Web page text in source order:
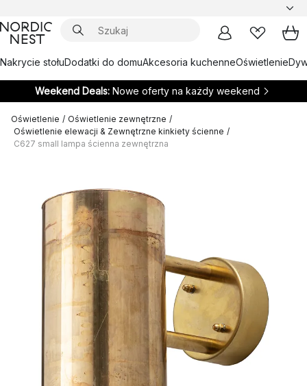
Nakrycie stołuDodatki do domuAkcesoria kuchenneOświetlenie
Weekend Deals: Nowe oferty na każdy weekend
Oświetlenie / Oświetlenie zewnętrzne /
Oświetlenie elewacji & Zewnętrzne kinkiety ścienne /
C627 small lampa ścienna zewnętrzna